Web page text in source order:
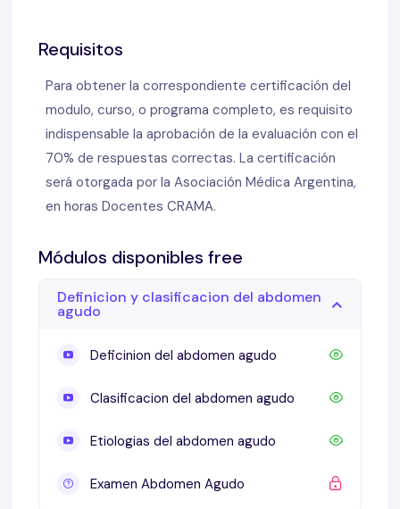
Requisitos
Para obtener la correspondiente certificación del
modulo, curso, o programa completo, es requisito
indispensable la aprobación de la evaluación con el
70% de respuestas correctas. La certificación
será otorgada por la Asociación Médica Argentina,
en horas Docentes CRAMA.
Módulos disponibles free
Definicion y clasificacion del abdomen
agudo
Deficinion del abdomen agudo
Clasificacion del abdomen agudo
Etiologias del abdomen agudo
Examen Abdomen Agudo